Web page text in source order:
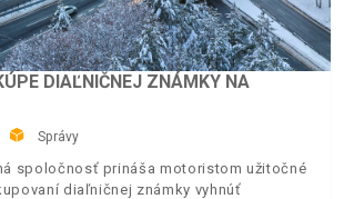
DIAĽNIČNEJ ZNÁMKY NA
Správy
spoločnosť prináša motoristom užitočné
diaľničnej známky vyhnúť